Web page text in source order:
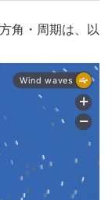
角・周期は、以